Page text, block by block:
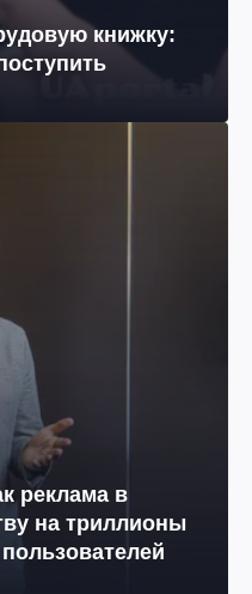
книжку:
реклама в
на триллионы